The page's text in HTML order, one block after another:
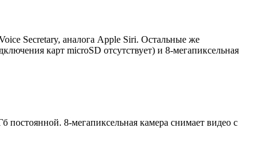
Secretary, аналога Apple Siri. Остальные же
карт microSD отсутствует) и 8-мегапиксельная
8-мегапиксельная камера снимает видео с